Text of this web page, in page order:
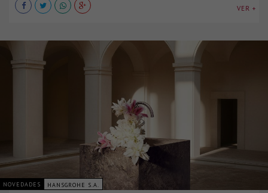
VER +
NOVEDADES HANSGROHE S.A.